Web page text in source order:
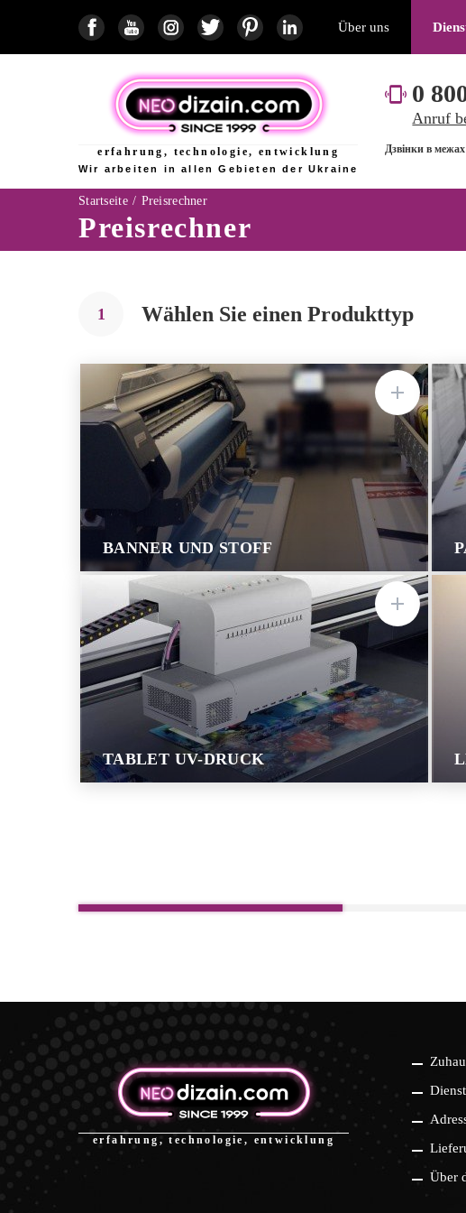
Über uns
erfahrung, technologie, entwicklung
Wir arbeiten in allen Gebieten der Ukraine
0
Anruf
Дзвінки в
Pfadnavigation
Startseite Preisrechner
Preisrechner
1 Wählen Sie einen Produkttyp
BANNER UND STOFF
TABLET UV-DRUCK
erfahrung, technologie, entwicklung
Меню
Über